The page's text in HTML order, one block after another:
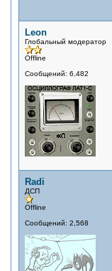
Leon
Глобальный модератор
Offline
Сообщений: 6,482
Radi
ДСП
Offline
Сообщений: 2,568